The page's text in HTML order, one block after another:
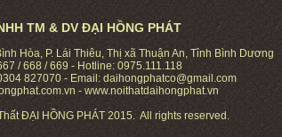
TM & DV ĐẠI HỒNG PHÁT
Hòa, P. Lái Thiêu, Thị xã Thuận An, Tỉnh Bình Dương
/ 668 / 669 - Hotline: 0975.111.118
827070 - Email: daihongphatco@gmail.com
- www.noithatdaihongphat.vn
ĐẠI HỒNG PHÁT 2015. All rights reserved.